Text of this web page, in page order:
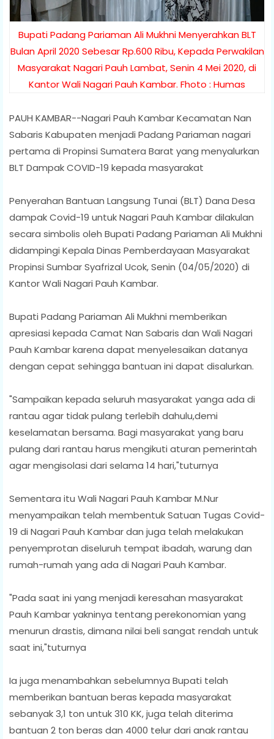
Bupati Padang Pariaman Ali Mukhni Menyerahkan BLT
Bulan April 2020 Sebesar Rp.600 Ribu, Kepada Perwakilan
Masyarakat Nagari Pauh Lambat, Senin 4 Mei 2020, di
Kantor Wali Nagari Pauh Kambar. Fhoto : Humas
PAUH KAMBAR--Nagari Pauh Kambar Kecamatan Nan
Sabaris Kabupaten menjadi Padang Pariaman nagari
pertama di Propinsi Sumatera Barat yang menyalurkan
BLT Dampak COVID-19 kepada masyarakat
Penyerahan Bantuan Langsung Tunai (BLT) Dana Desa
dampak Covid-19 untuk Nagari Pauh Kambar dilakulan
secara simbolis oleh Bupati Padang Pariaman Ali Mukhni
didampingi Kepala Dinas Pemberdayaan Masyarakat
Propinsi Sumbar Syafrizal Ucok, Senin (04/05/2020) di
Kantor Wali Nagari Pauh Kambar.
Bupati Padang Pariaman Ali Mukhni memberikan
apresiasi kepada Camat Nan Sabaris dan Wali Nagari
Pauh Kambar karena dapat menyelesaikan datanya
dengan cepat sehingga bantuan ini dapat disalurkan.
"Sampaikan kepada seluruh masyarakat yanga ada di
rantau agar tidak pulang terlebih dahulu,demi
keselamatan bersama. Bagi masyarakat yang baru
pulang dari rantau harus mengikuti aturan pemerintah
agar mengisolasi dari selama 14 hari,"tuturnya
Sementara itu Wali Nagari Pauh Kambar M.Nur
menyampaikan telah membentuk Satuan Tugas Covid-
19 di Nagari Pauh Kambar dan juga telah melakukan
penyemprotan diseluruh tempat ibadah, warung dan
rumah-rumah yang ada di Nagari Pauh Kambar.
"Pada saat ini yang menjadi keresahan masyarakat
Pauh Kambar yakninya tentang perekonomian yang
menurun drastis, dimana nilai beli sangat rendah untuk
saat ini,"tuturnya
Ia juga menambahkan sebelumnya Bupati telah
memberikan bantuan beras kepada masyarakat
sebanyak 3,1 ton untuk 310 KK, juga telah diterima
bantuan 2 ton beras dan 4000 telur dari anak rantau